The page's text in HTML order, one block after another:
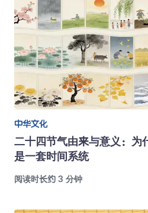
中华文化
二十四节气由来与意义：为
是一套时间系统
阅读时长约 3 分钟